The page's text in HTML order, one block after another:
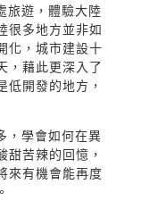
旅遊，體驗大陸
很多地方並非如
化，城市建設十
，藉此更深入了
低開發的地方，
，學會如何在異
甜苦辣的回憶，
來有機會能再度